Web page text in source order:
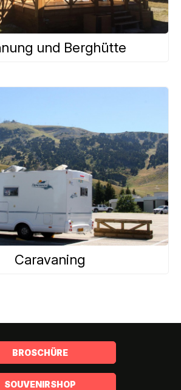
und Berghütte
Caravaning
BROSCHÜRE
SOUVENIRSHOP